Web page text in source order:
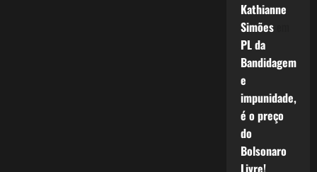
Kathianne
Simõesem
PL da
Bandidagem
e
impunidade,
é o preço
do
Bolsonaro
Livre!